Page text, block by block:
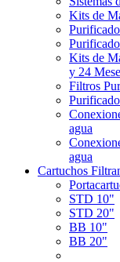
Kits de
Kits de
y 24
Filtros
agua
agua
Cartuchos
STD 10"
STD 20"
BB 10"
BB 20"